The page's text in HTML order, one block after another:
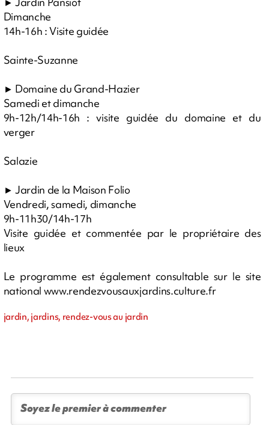
Dimanche
14h-16h : Visite guidée
Sainte-Suzanne
► Domaine du Grand-Hazier
Samedi et dimanche
9h-12h/14h-16h : visite guidée du domaine et du
verger
Salazie
► Jardin de la Maison Folio
Vendredi, samedi, dimanche
9h-11h30/14h-17h
Visite guidée et commentée par le propriétaire des
lieux
Le programme est également consultable sur le site
national www.rendezvousauxjardins.culture.fr
jardin, jardins, rendez-vous au jardin